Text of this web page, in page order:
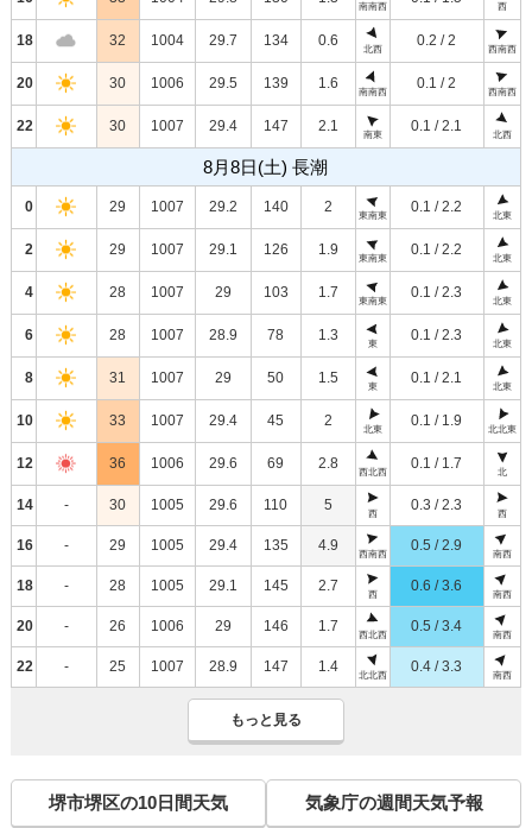
南南西 西
18 32 1004 29.7 134 0.6
北西
0.2 / 2
西南西
20 30 1006 29.5 139 1.6
南南西
0.1 / 2
西南西
22 30 1007 29.4 147 2.1
南東
0.1 / 2.1
北西
8月8日(土) 長潮
0 29 1007 29.2 140 2
東南東
0.1 / 2.2
北東
2 29 1007 29.1 126 1.9
東南東
0.1 / 2.2
北東
4 28 1007 29 103 1.7
東南東
0.1 / 2.3
北東
6 28 1007 28.9 78 1.3
東
0.1 / 2.3
北東
8 31 1007 29 50 1.5
東
0.1 / 2.1
北東
10 33 1007 29.4 45 2
北東
0.1 / 1.9
北北東
12 36 1006 29.6 69 2.8
西北西
0.1 / 1.7
北
14 - 30 1005 29.6 110 5
西
0.3 / 2.3
西
16 - 29 1005 29.4 135 4.9
西南西
0.5 / 2.9
南西
18 - 28 1005 29.1 145 2.7
西
0.6 / 3.6
南西
20 - 26 1006 29 146 1.7
西北西
0.5 / 3.4
南西
22 - 25 1007 28.9 147 1.4
北北西
0.4 / 3.3
南西
もっと見る
堺市堺区の10日間天気 気象庁の週間天気予報